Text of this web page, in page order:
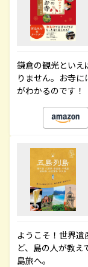
鎌倉の観光といえ
りません。お寺
がわかるのです！
ようこそ！世界
ど、島の人が教え
島旅へ。